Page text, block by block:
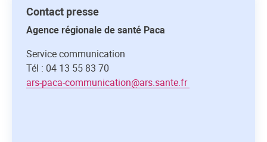
Contact presse
Agence régionale de santé Paca
Service communication
Tél : 04 13 55 83 70
ars-paca-communication@ars.sante.fr